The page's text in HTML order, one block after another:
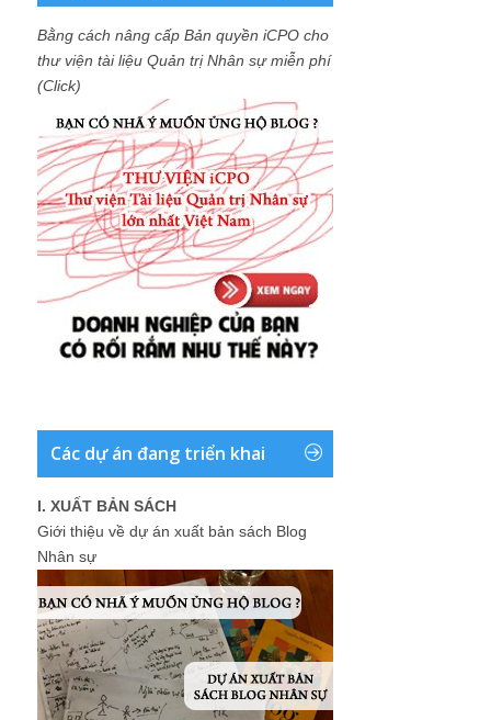
Bằng cách nâng cấp Bản quyền iCPO cho
thư viện tài liệu Quản trị Nhân sự miễn phí
(Click)
Các dự án đang triển khai
I. XUẤT BẢN SÁCH
Giới thiệu về dự án xuất bản sách Blog
Nhân sự